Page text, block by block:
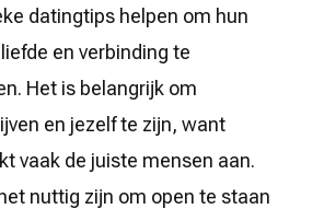
datingtips helpen om hun
en verbinding te
Het is belangrijk om
en jezelf te zijn, want
vaak de juiste mensen aan.
nuttig zijn om open te staan